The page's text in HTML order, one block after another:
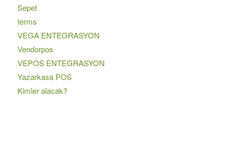
Sepet
terms
VEGA ENTEGRASYON
Vendorpos
VEPOS ENTEGRASYON
Yazarkasa POS
Kimler alacak?